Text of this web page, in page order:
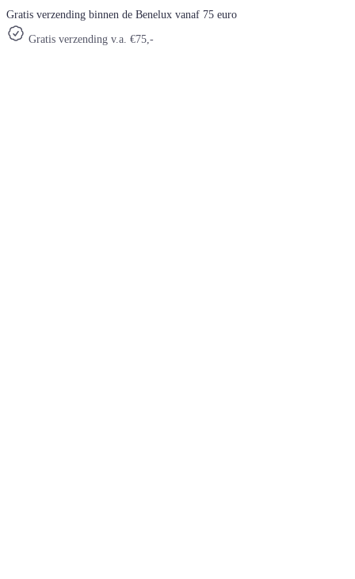
Gratis verzending binnen de Benelux vanaf 75 euro
Gratis verzending v.a. €75,-